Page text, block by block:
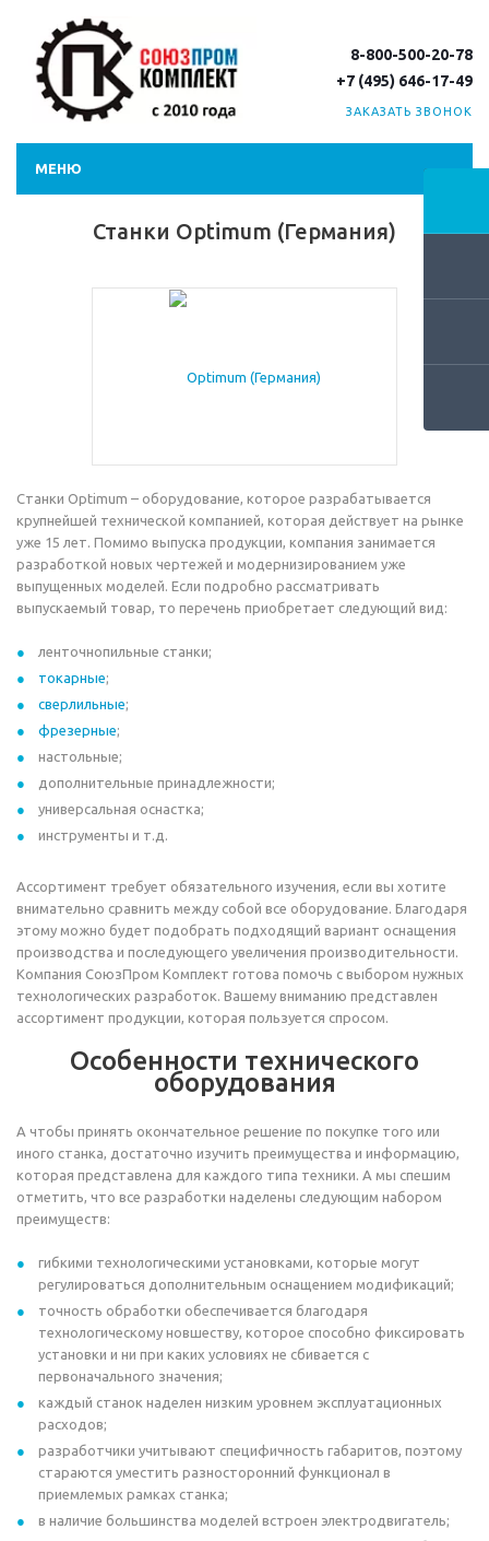
8-800-500-20-78
+7 (495) 646-17-49
ЗАКАЗАТЬ ЗВОНОК
МЕНЮ
Станки Optimum (Германия)
Станки Optimum – оборудование, которое разрабатывается
крупнейшей технической компанией, которая действует на рынке
уже 15 лет. Помимо выпуска продукции, компания занимается
разработкой новых чертежей и модернизированием уже
выпущенных моделей. Если подробно рассматривать
выпускаемый товар, то перечень приобретает следующий вид:
ленточнопильные станки;
токарные;
сверлильные;
фрезерные;
настольные;
дополнительные принадлежности;
универсальная оснастка;
инструменты и т.д.
Ассортимент требует обязательного изучения, если вы хотите
внимательно сравнить между собой все оборудование. Благодаря
этому можно будет подобрать подходящий вариант оснащения
производства и последующего увеличения производительности.
Компания СоюзПром Комплект готова помочь с выбором нужных
технологических разработок. Вашему вниманию представлен
ассортимент продукции, которая пользуется спросом.
Особенности технического
оборудования
А чтобы принять окончательное решение по покупке того или
иного станка, достаточно изучить преимущества и информацию,
которая представлена для каждого типа техники. А мы спешим
отметить, что все разработки наделены следующим набором
преимуществ:
гибкими технологическими установками, которые могут
регулироваться дополнительным оснащением модификаций;
точность обработки обеспечивается благодаря
технологическому новшеству, которое способно фиксировать
установки и ни при каких условиях не сбивается с
первоначального значения;
каждый станок наделен низким уровнем эксплуатационных
расходов;
разработчики учитывают специфичность габаритов, поэтому
стараются уместить разносторонний функционал в
приемлемых рамках станка;
в наличие большинства моделей встроен электродвигатель;